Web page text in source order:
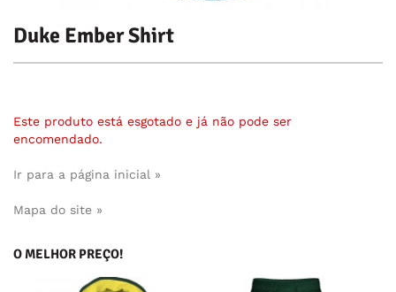
Duke Ember Shirt
Este produto está esgotado e já não pode ser
encomendado.
Ir para a página inicial »
Mapa do site »
O MELHOR PREÇO!